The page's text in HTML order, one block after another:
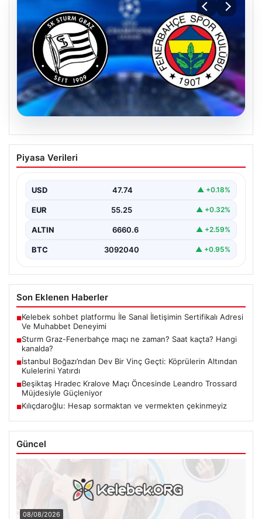
Sturm Graz-Fenerbahçe maçı ne
zaman? Saat kaçta? Hangi kanalda?
Piyasa Verileri
USD 47.74 ▲ +0.18%
EUR 55.25 ▲ +0.32%
ALTIN 6660.6 ▲ +2.59%
BTC 3092040 ▲ +0.95%
Son Eklenen Haberler
■Kelebek sohbet platformu İle Sanal İletişimin Sertifikalı Adresi
Ve Muhabbet Deneyimi
■Sturm Graz-Fenerbahçe maçı ne zaman? Saat kaçta? Hangi
kanalda?
■İstanbul Boğazı’ndan Dev Bir Vinç Geçti: Köprülerin Altından
Kulelerini Yatırdı
■Beşiktaş Hradec Kralove Maçı Öncesinde Leandro Trossard
Müjdesiyle Güçleniyor
■Kılıçdaroğlu: Hesap sormaktan ve vermekten çekinmeyiz
Güncel
08/08/2026